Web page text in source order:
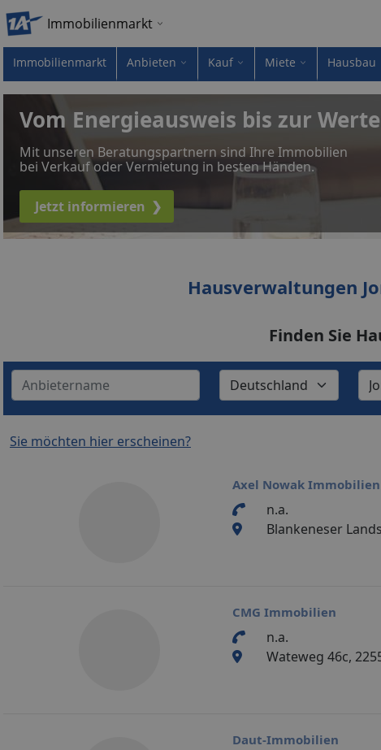
Immobilienmarkt
Immobilienmarkt Anbieten Kauf Miete Hausbau
Vom Energieausweis bis zur
Mit unseren Beratungspartnern sind Ihre Immobilien
bei Verkauf oder Vermietung in besten Händen.
Jetzt informieren ❯
Hausverwaltungen
Finden Sie
Sie möchten hier erscheinen?
Axel Nowak Immobilien
n.a.
Blankeneser
CMG Immobilien
n.a.
Wateweg 46c,
Daut-Immobilien